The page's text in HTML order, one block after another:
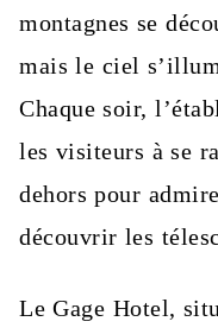
montagnes se
mais le ciel
Chaque soir,
les visiteurs à se
dehors pour
découvrir les
Le Gage Hotel,